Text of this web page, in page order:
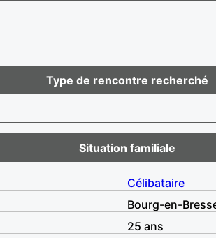
Type de rencontre recherché
Situation familiale
Célibataire
Bourg-en-
25 ans